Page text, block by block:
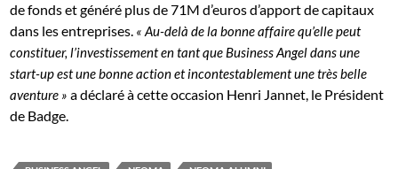
de fonds et généré plus de 71M d’euros d’apport de capitaux
dans les entreprises. « Au-delà de la bonne affaire qu’elle peut
constituer, l’investissement en tant que Business Angel dans une
start-up est une bonne action et incontestablement une très belle
aventure »a déclaré à cette occasion Henri Jannet, le Président
de Badge.